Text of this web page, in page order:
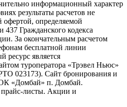
информационный характер
результаты расчетов не
офертой, определяемой
Гражданского кодекса
За окончательным расчетом
бесплатной линии
ресурс является
туроператора «Трэвел Ньюс»
023173). Сайт бронирования и
«Домбай» п. Домбай.
листы. Акции и